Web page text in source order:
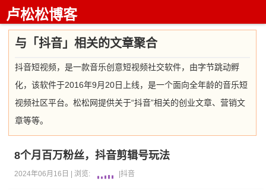
卢松松博客
与「抖音」相关的文章聚合
抖音短视频，是一款音乐创意短视频社交软件，由字节跳动孵
化，该软件于2016年9月20日上线，是一个面向全年龄的音乐短
视频社区平台。松松网提供关于“抖音”相关的创业文章、营销文
章等等。
8个月百万粉丝，抖音剪辑号玩法
2024年06月16日 | 浏览: |抖音